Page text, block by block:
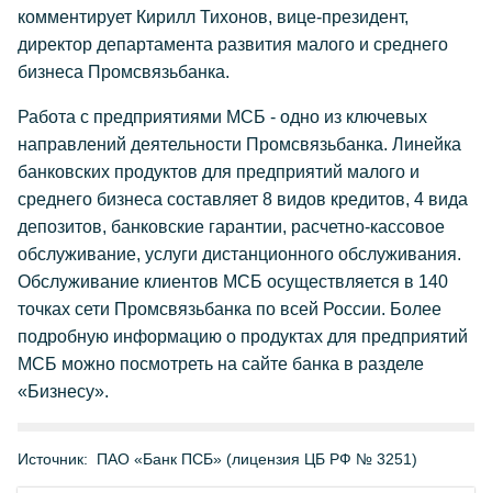
комментирует Кирилл Тихонов, вице-президент,
директор департамента развития малого и среднего
бизнеса Промсвязьбанка.
Работа с предприятиями МСБ - одно из ключевых
направлений деятельности Промсвязьбанка. Линейка
банковских продуктов для предприятий малого и
среднего бизнеса составляет 8 видов кредитов, 4 вида
депозитов, банковские гарантии, расчетно-кассовое
обслуживание, услуги дистанционного обслуживания.
Обслуживание клиентов МСБ осуществляется в 140
точках сети Промсвязьбанка по всей России. Более
подробную информацию о продуктах для предприятий
МСБ можно посмотреть на сайте банка в разделе
«Бизнесу».
Источник: ПАО «Банк ПСБ» (лицензия ЦБ РФ № 3251)